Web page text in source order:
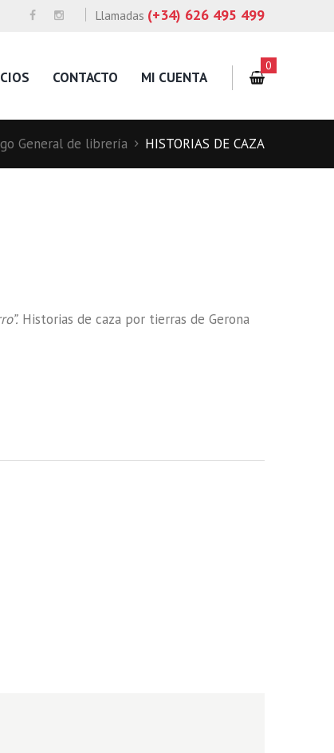
Llamadas (+34) 626 495 499
CONTACTO MI CUENTA
0
General de librería HISTORIAS DE CAZA
Historias de caza por tierras de Gerona